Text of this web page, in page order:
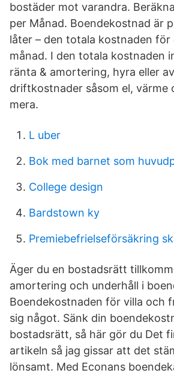
bostäder mot varandra.
per Månad. Boendekostnad är
låter – den totala kostnaden
månad. I den totala kostnaden
ränta & amortering, hyra eller
driftkostnader såsom el, värme
mera.
L uber
Bok med barnet som
College design
Bardstown ky
Premiebefrielseförsäkring
Äger du en bostadsrätt
amortering och underhåll i
Boendekostnaden för villa och
sig något. Sänk din
bostadsrätt, så här gör du Det
artikeln så jag gissar att det
lönsamt. Med Econans